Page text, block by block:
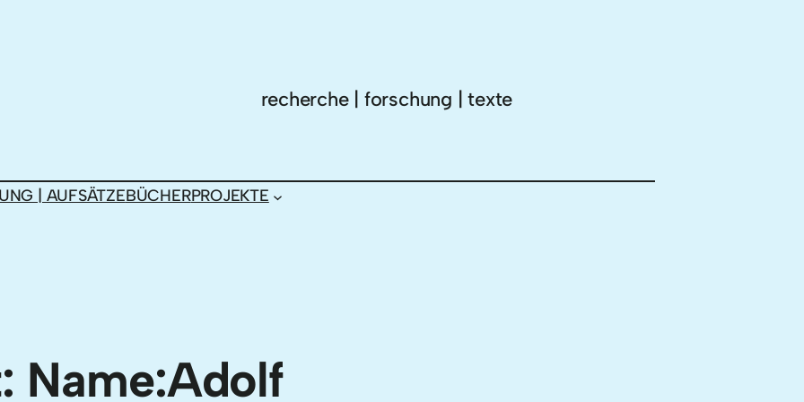
recherche | forschung | texte
| AUFSÄTZEBÜCHERPROJEKTE
Name:Adolf